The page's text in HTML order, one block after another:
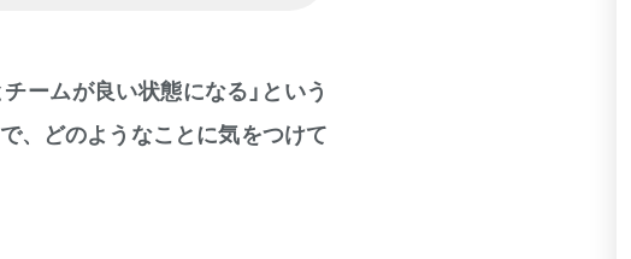
ームが良い状態になる」という
、どのようなことに気をつけて